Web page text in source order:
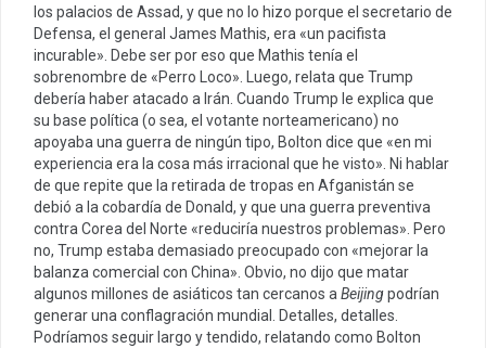
los palacios de Assad, y que no lo hizo porque el secretario de
Defensa, el general James Mathis, era «un pacifista
incurable». Debe ser por eso que Mathis tenía el
sobrenombre de «Perro Loco». Luego, relata que Trump
debería haber atacado a Irán. Cuando Trump le explica que
su base política (o sea, el votante norteamericano) no
apoyaba una guerra de ningún tipo, Bolton dice que «en mi
experiencia era la cosa más irracional que he visto». Ni hablar
de que repite que la retirada de tropas en Afganistán se
debió a la cobardía de Donald, y que una guerra preventiva
contra Corea del Norte «reduciría nuestros problemas». Pero
no, Trump estaba demasiado preocupado con «mejorar la
balanza comercial con China». Obvio, no dijo que matar
algunos millones de asiáticos tan cercanos aBeijingpodrían
generar una conflagración mundial. Detalles, detalles.
Podríamos seguir largo y tendido, relatando como Bolton